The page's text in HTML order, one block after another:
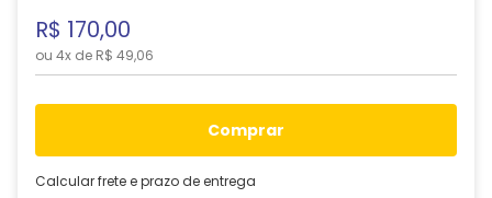
R$ 170,00
ou 4x de R$ 49,06
comprar
Calcular frete e prazo de entrega